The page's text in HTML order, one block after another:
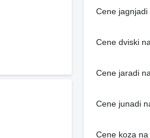
Cene jagnjadi
Cene dviski
Cene jaradi
Cene junadi
Cene koza